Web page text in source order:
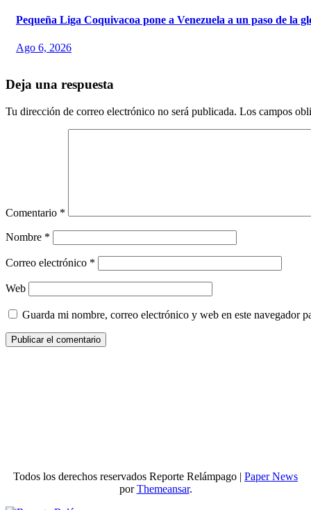
‎Pequeña Liga Coquivacoa pone a Venezuela a un paso de la
Ago 6, 2026
Deja una respuesta
Tu dirección de correo electrónico no será publicada. Los campos
Comentario *
Nombre *
Correo electrónico *
Web
Guarda mi nombre, correo electrónico y web en este navegador
Todos los derechos reservados Reporte Relámpago | Paper News
porThemeansar.